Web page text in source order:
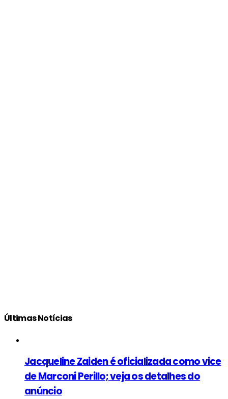
Últimas Notícias
Jacqueline Zaiden é oficializada como vice
de Marconi Perillo; veja os detalhes do
anúncio